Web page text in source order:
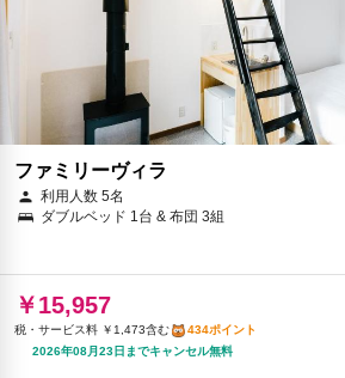
ファミリーヴィラ
利用人数 5名
ダブルベッド 1台 & 布団 3組
￥15,957
税・サービス料 ￥1,473含む
434ポイント
2026年08月23日までキャンセル無料